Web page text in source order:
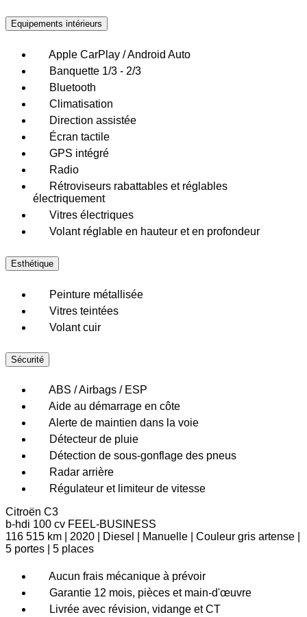
Equipements intérieurs
Apple CarPlay / Android Auto
Banquette 1/3 - 2/3
Bluetooth
Climatisation
Direction assistée
Écran tactile
GPS intégré
Radio
Rétroviseurs rabattables et réglables
électriquement
Vitres électriques
Volant réglable en hauteur et en profondeur
Esthétique
Peinture métallisée
Vitres teintées
Volant cuir
Sécurité
ABS / Airbags / ESP
Aide au démarrage en côte
Alerte de maintien dans la voie
Détecteur de pluie
Détection de sous-gonflage des pneus
Radar arrière
Régulateur et limiteur de vitesse
Citroën C3
b-hdi 100 cv FEEL-BUSINESS
116 515 km
2020 Diesel Manuelle Couleur gris artense
5 portes
5 places
Aucun frais mécanique à prévoir
Garantie 12 mois, pièces et main-d'œuvre
Livrée avec révision, vidange et CT